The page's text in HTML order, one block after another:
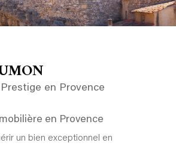
en Provence
en Provence
un bien exceptionnel en